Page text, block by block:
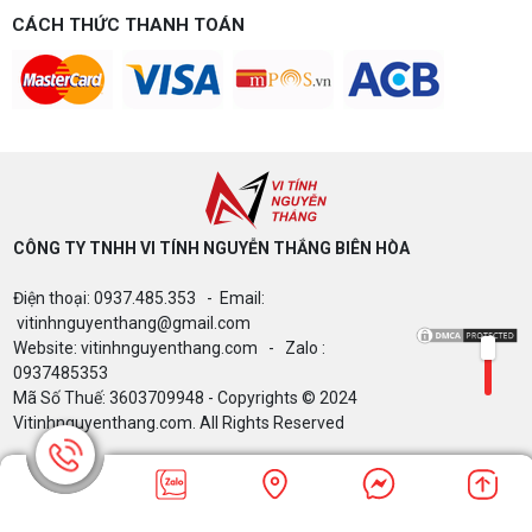
Build PC gaming 15 triệu chơi được game gì? Vi
dễ nâng cấp CPU/VGA sau này, tư vấn miễn phí
theo đúng ngân sách.
Build PC gaming theo ngân sách từ 10-40 triệu:
cách phân bổ CPU, GPU, RAM hợp lý, chọn
Intel/AMD và tránh sai tương thích. Tư vấn miễn
phí tại Vi tính Nguyễn Thắng.
GIGABYTE & INTEL CORE ULTRA 200S
PLUS – NHẬN VOUCHER ĐẾN 800K
Thông báo v/v sử dụng phần mềm bản
quyền ( Vi tính Nguyễn Thắng)
CÁCH THỨC THANH TOÁN
CÔNG TY TNHH VI TÍNH NGUYỄN THẮNG BIÊN HÒA​
Điện thoại: 0937.485.353 - Email:
vitinhnguyenthang@gmail.com
Website: vitinhnguyenthang.com - Zalo :
0937485353
Mã Số Thuế: 3603709948 - Copyrights © 2024
Vitinhnguyenthang.com. All Rights Reserved